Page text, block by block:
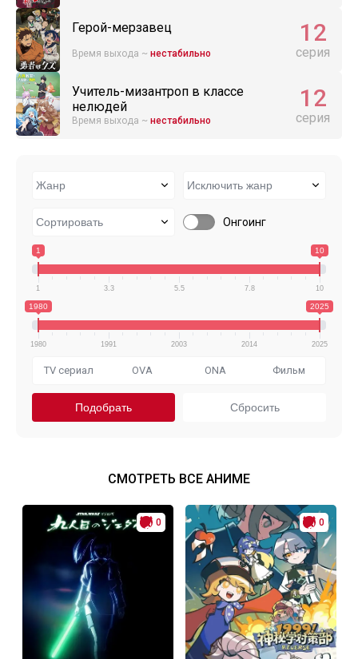
Герой-мерзавец
Время выхода ~ нестабильно
12
серия
Учитель-мизантроп в классе
нелюдей
Время выхода ~ нестабильно
12
серия
Онгоинг
1 10
1 3.3 5.5 7.8 10
1980 2025
1980 1991 2003 2014 2025
TV сериал OVA ONA Фильм
СМОТРЕТЬ ВСЕ АНИМЕ
0 0